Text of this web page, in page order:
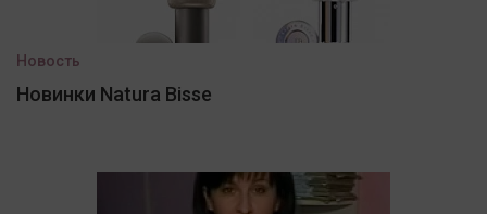
Новость
Новинки Natura Bisse